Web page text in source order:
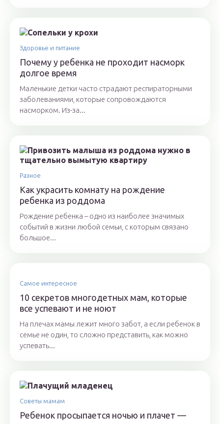
Здоровье и питание
Почему у ребенка не проходит насморк
долгое время
Маленькие детки часто страдают респираторными
заболеваниями, которые сопровождаются
насморком. Из-за...
Разное
Как украсить комнату на рождение
ребенка из роддома
Рождение ребенка – одно из наиболее значимых
событий в жизни любой семьи, с которым связано
большое...
Самое интересное
10 секретов многодетных мам, которые
все успевают и не ноют
На плечах мамы лежит много забот, а если ребенок в
семье не один, то сложно представить, как можно
успевать...
Советы мамам
Ребенок просыпается ночью и плачет —